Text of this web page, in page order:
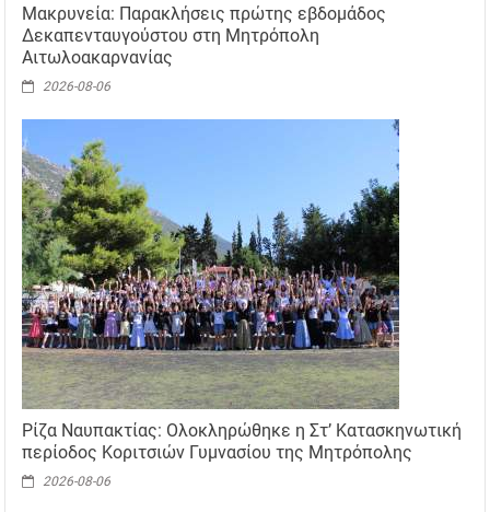
Μακρυνεία: Παρακλήσεις πρώτης εβδομάδος
Δεκαπενταυγούστου στη Μητρόπολη
Αιτωλοακαρνανίας
2026-08-06
Ρίζα Ναυπακτίας: Ολοκληρώθηκε η Στ’ Κατασκηνωτική
περίοδος Κοριτσιών Γυμνασίου της Μητρόπολης
2026-08-06